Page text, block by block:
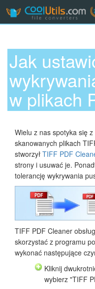
Jak
w plikach
Wielu z nas spotyka się
skanowanych plikach
stworzył TIFF PDF
strony i usuwać je.
tolerancję wykrywania
TIFF PDF Cleaner
skorzystać z programu
wykonać następujące
Kliknij
wybierz "TIFF